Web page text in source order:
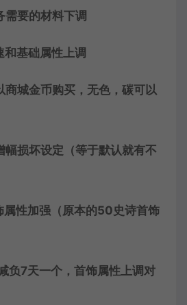
需要的材料下调
基础属性上调
商城金币购买，无色，碳可以
幅损坏设定（等于默认就有不
性加强（原本的50史诗首饰
负7天一个，首饰属性上调对